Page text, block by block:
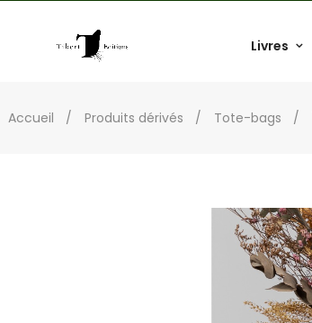
Livres
Accueil Produits dérivés Tote-bags